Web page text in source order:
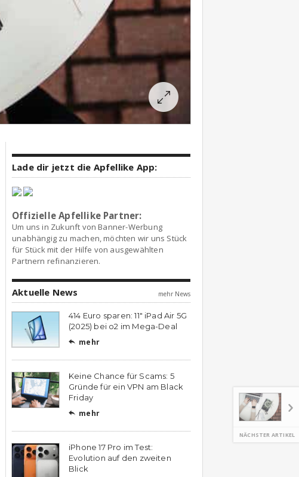
NÄCHSTER ARTIKEL
Lade dir jetzt die Apfellike App:
Offizielle Apfellike Partner:
Um uns in Zukunft von Banner-Werbung
unabhängig zu machen, möchten wir uns Stück
für Stück mit der Hilfe von ausgewählten
Partnern refinanzieren.
Aktuelle News mehr News
414 Euro sparen: 11″ iPad Air 5G
(2025) bei o2 im Mega-Deal
 mehr
Keine Chance für Scams: 5
Gründe für ein VPN am Black
Friday
 mehr
iPhone 17 Pro im Test:
Evolution auf den zweiten
Blick